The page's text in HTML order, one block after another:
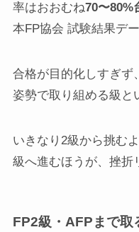
率はおおむね70〜80%
本FP協会 試験結果デー
合格が目的化しすぎず
姿勢で取り組める級と
いきなり2級から挑む
級へ進むほうが、挫折
FP2級・AFPまで取